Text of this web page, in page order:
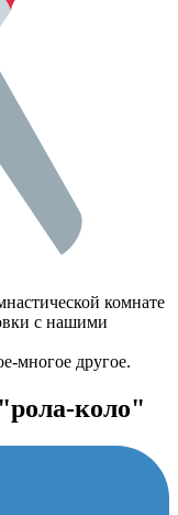
комнате
с нашими
многое другое.
коло"